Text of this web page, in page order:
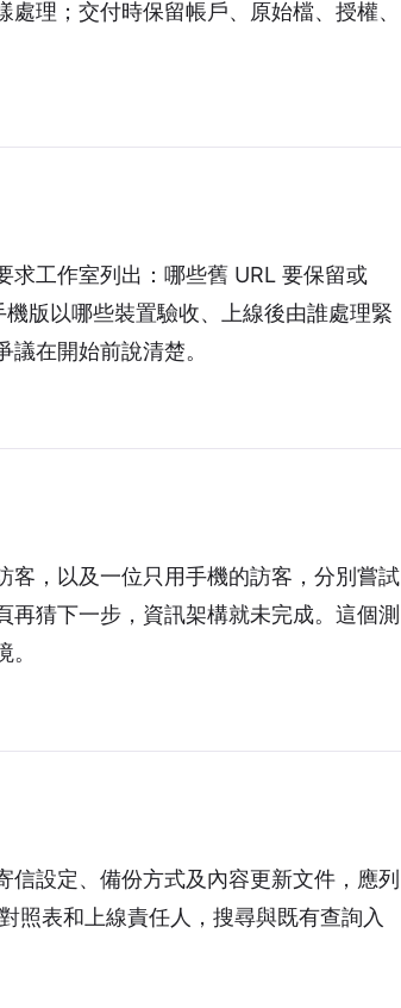
理；交付時保留帳戶、原始檔、授權、
求工作室列出：哪些舊 URL 要保留或
版以哪些裝置驗收、上線後由誰處理緊
在開始前說清楚。
客，以及一位只用手機的訪客，分別嘗試
猜下一步，資訊架構就未完成。這個測
信設定、備份方式及內容更新文件，應列
照表和上線責任人，搜尋與既有查詢入